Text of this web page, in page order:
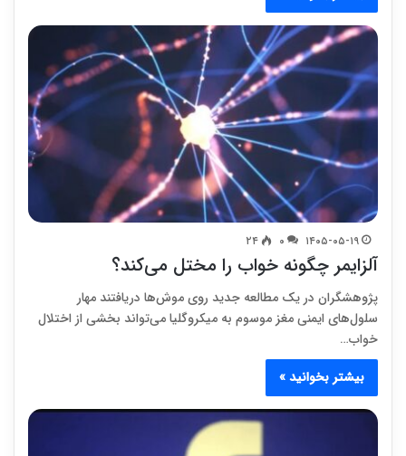
۱۴۰۵-۰۵-۱۹ ۰ ۲۴
آلزایمر چگونه خواب را مختل می‌کند؟
پژوهشگران در یک مطالعه جدید روی موش‌ها دریافتند مهار
سلول‌های ایمنی مغز موسوم به میکروگلیا می‌تواند بخشی از اختلال
خواب…
بیشتر بخوانید »